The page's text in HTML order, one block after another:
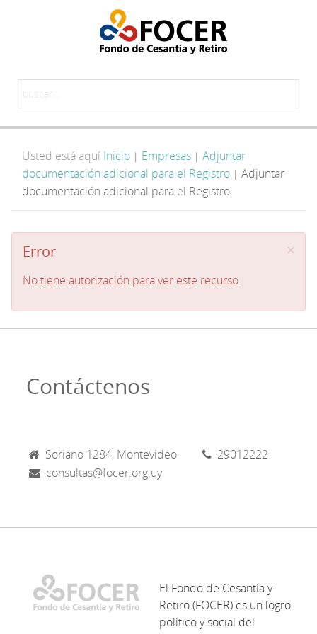
Usted está aquí Inicio | Empresas | Adjuntar
documentación adicional para el Registro | Adjuntar
documentación adicional para el Registro
×
Error
No tiene autorización para ver este recurso.
Contáctenos
Soriano 1284, Montevideo
29012222
consultas@focer.org.uy
El Fondo de Cesantía y
Retiro (FOCER) es un logro
político y social del